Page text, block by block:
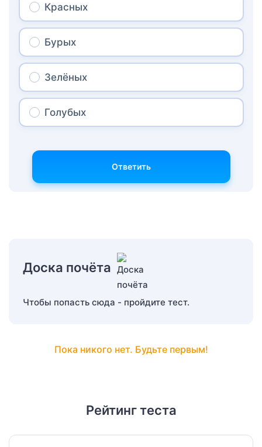
Красных
Бурых
Зелёных
Голубых
Ответить
Доска почёта
Чтобы попасть сюда - пройдите тест.
Пока никого нет. Будьте первым!
Рейтинг теста